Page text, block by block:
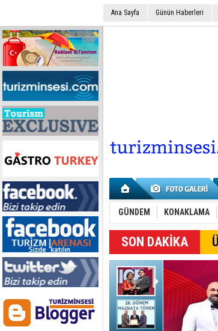
Ana Sayfa Günün Haberleri
GÜNDEM KONAKLAMA
SON DAKİKA